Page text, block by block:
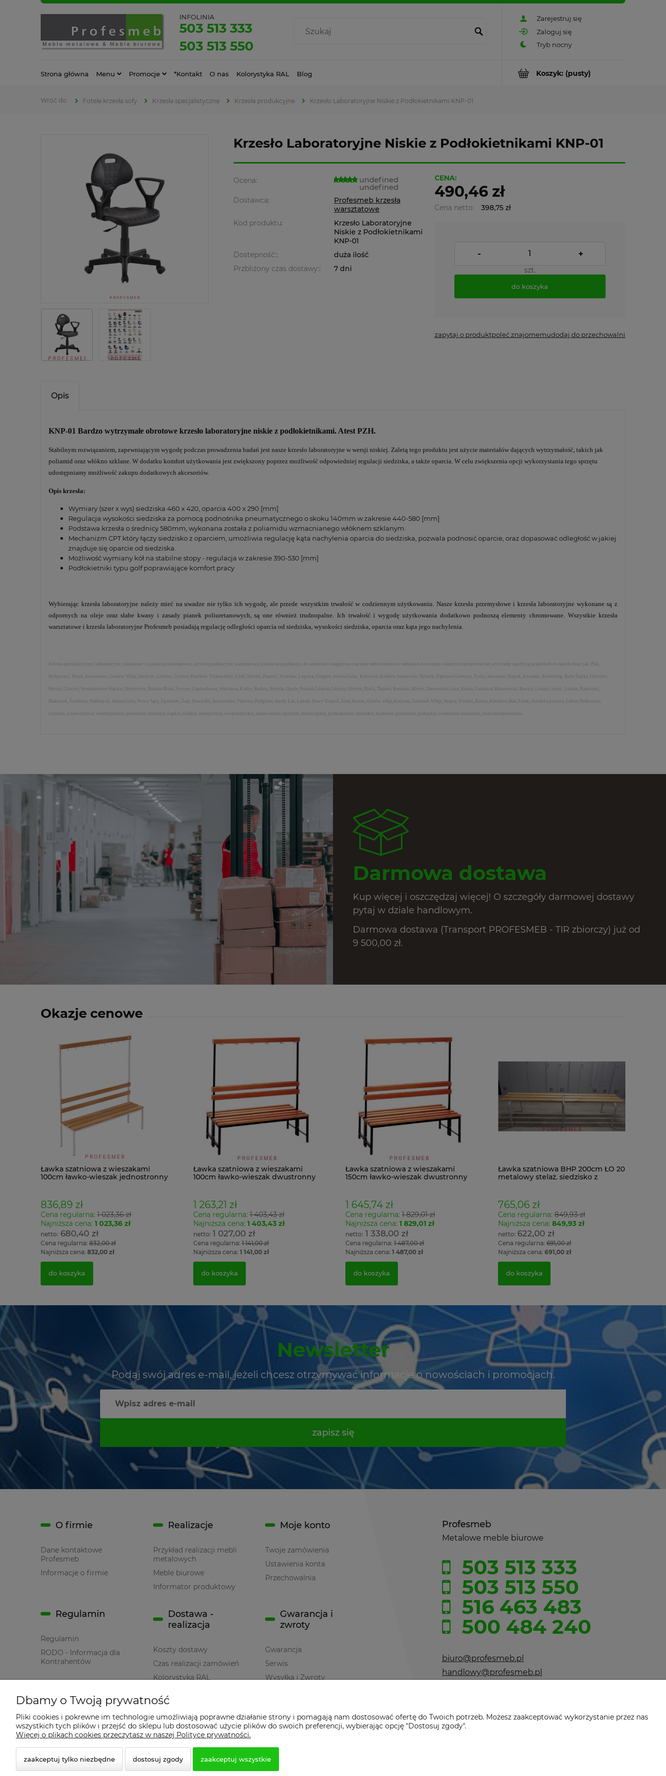
Zarejestruj się
Zaloguj się
INFOLINIA
503 513 333
503 513 550
Koszyk: (pusty)
Strona główna Menu Promocje *Kontakt O nas Kolorystyka RAL Blog
Fotele krzesła sofy Krzesła specjalistyczne Krzesła produkcyjne Krzesło Laboratoryjne Niskie z Podłokietnikami KNP-01
Krzesło Laboratoryjne Niskie z Podłokietnikami KNP-01
Ocena: undefined
undefined
Dostawca:
Profesmeb krzesła
warsztatowe
Kod produktu:
Krzesło Laboratoryjne
Niskie z Podłokietnikami
KNP-01
Dostepność::
duża ilość
Przbliżony czas dostawy::
7 dni
CENA:
490,46 zł
Cena netto: 398,75 zł
- +
szt.
do koszyka
zapytaj o produktpoleć znajomemudodaj do przechowalni
Opis
KNP-01 Bardzo wytrzymałe obrotowe krzesło laboratoryjne niskie z podłokietnikami. Atest PZH.
Stabilnym rozwiązaniem, zapewniającym wygodę podczas prowadzenia badań jest nasze krzesło laboratoryjne w wersji niskiej. Zaletą tego produktu jest użycie materiałów dających wytrzymałość, takich jak
poliamid oraz włókno szklane. W dodatku komfort użytkowania jest zwiększony poprzez możliwość odpowiedniej regulacji siedziska, a także oparcia. W celu zwiększenia opcji wykorzystania tego sprzętu
udostępniamy możliwość zakupu dodatkowych akcesoriów.
Opis krzesła:
Wymiary (szer x wys) siedziska 460 x 420, oparcia 400 x 290 [mm]
Regulacja wysokości siedziska za pomocą podnośnika pneumatycznego o skoku 140mm w zakresie 440-580 [mm]
Podstawa krzesła o średnicy 580mm, wykonana została z poliamidu wzmacnianego włóknem szklanym.
Mechanizm CPT który łączy siedzisko z oparciem, umożliwia regulację kąta nachylenia oparcia do siedziska, pozwala podnosić oparcie, oraz dopasować odległość w jakiej
znajduje się oparcie od siedziska.
Możliwość wymiany kół na stabilne stopy - regulacja w zakresie 390-530 [mm]
Podłokietniki typu golf poprawiające komfort pracy
Wybierając krzesła laboratoryjne należy mieć na uwadze nie tylko ich wygodę, ale przede wszystkim trwałość w codziennym użytkowaniu. Nasze krzesła przemysłowe i krzesła laboratoryjne wykonane są z
odpornych na oleje oraz słabe kwasy i zasady pianek poliuretanowych, są one również trudnopalne. Ich trwałość i wygodę użytkowania dodatkowo podnoszą elementy chromowane. Wszystkie krzesła
warsztatowe i krzesła laboratoryjne Profesmeb posiadają regulację odległości oparcia od siedziska, wysokości siedziska, oparcia oraz kąta jego nachylenia.
Krzesła specjalistyczne, laboratoryjne, sklejkowe i z pianki poliuretanowej, krzesło produkcyjne, warsztatowe, krzesła na produkcję i do warsztatu i magazynu oraz inne meble biurowe i metalowe dowozimy własnym transportem lub wysyłamy spedycją na paletach do takich miast jak: Piła,
Bydgoszcz, Toruń, Inowrocław, Gorzów Wlkp, Szczecin, Gryfino, Gryfice, Piotrków Trybunalski, Łódź, Tarnów, Zamość, Wrocław, Legnica, Głogów, Jelenia Góra, Katowice, Kraków, Sosnowiec, Rybnik, Dąbrowa Górnicza, Tychy, Jaworzno, Słupsk, Koszalin, Kołobrzeg, Ruda Śląska, Chorzów,
Bytom, Gliwice, Siemianowice Śląskie, Mysłowice, Bielsko Biała, Żywiec, Częstochowa, Warszawa, Kielce, Radom, Rybnik, Opole, Poznań,Gdańsk,Gdynia, Olsztyn, Płock, Tarnów, Rzeszów, Mielec, Tarnowskie Góry, Konin, Grodzisk Mazowiecki, Rawicz, Leszno, Sopot, Lublin, Piaseczno,
Białystok, Świdnica, Wałbrzych, Jelenia Góra, Nowy Sącz, Zgorzelec, Żary, Nowa Sól, Inowrocław, Tarnowo Podgórne, Suchy Las, Luboń, Nowy Tomyśl, Śrem, Konin, Ostrów wlkp, Kościan, Grodzisk Wlkp, Słupca, Wronki, Kutno, Kłodawa, Buk,Turek, Sieraków,Łowicz, Lubin, Polkowice,
Gniezno, województwa: wielkopolskie, pomorskie, lubuskie, śląskie, łódzkie, małopolskie, świętokrzyskie, mazowieckie, opolskie, dolnośląskie, podkarpackie, lubelskie, kujawsko pomorskie, podlaskie, warmińsko mazurskie, zachodniopomorskie
Darmowa dostawa
Kup więcej i oszczędzaj więcej! O szczegóły darmowej dostawy
pytaj w dziale handlowym.
Darmowa dostawa (Transport PROFESMEB - TIR zbiorczy) już od
9 500,00 zł.
Okazje cenowe
Ławka szatniowa z wieszakami
100cm ławko-wieszak jednostronny
836,89 zł
Cena regularna: 1 023,36 zł
Najniższa cena: 1 023,36 zł
680,40 zł
Cena regularna: 832,00 zł
Najniższa cena: 832,00 zł
do koszyka
Ławka szatniowa z wieszakami
100cm ławko-wieszak dwustronny
1 263,21 zł
Cena regularna:1 403,43 zł
Najniższa cena: 1 403,43 zł
1 027,00 zł
Cena regularna:1 141,00 zł
Najniższa cena: 1 141,00 zł
do koszyka
Ławka szatniowa z wieszakami
150cm ławko-wieszak dwustronny
1 645,74 zł
Cena regularna: 1 829,01 zł
Najniższa cena: 1 829,01 zł
1 338,00 zł
Cena regularna: 1 487,00 zł
Najniższa cena: 1 487,00 zł
do koszyka
Ławka szatniowa BHP 200cm ŁO 20
metalowy stelaż. siedzisko z
765,06 zł
Cena regularna:849,93 zł
Najniższa cena: 849,93 zł
622,00 zł
Cena regularna:691,00 zł
Najniższa cena: 691,00 zł
do koszyka
Newsletter
Podaj swój adres e-mail, jeżeli chcesz otrzymywać informacje o nowościach i promocjach.
zapisz się
Profesmeb
Metalowe meble biurowe
503 513 333
503 513 550
516 463 483
500 484 240
biuro@profesmeb.pl
handlowy@profesmeb.pl
O firmie
Dane kontaktowe
Profesmeb
Informacje o firmie
Realizacje
Przykład realizacji mebli
metalowych
Meble biurowe
Informator produktowy
Moje konto
Twoje zamówienia
Ustawienia konta
Przechowalnia
Regulamin
Regulamin
RODO - Informacja dla
Kontrahentów
Dostawa -
realizacja
Koszty dostawy
Czas realizacji zamówień
Kolorystyka RAL
Gwarancja i
zwroty
Gwarancja
Serwis
Wysyłka i Zwroty
Pomoc
Polityka prywatności
Dbamy o Twoją prywatność
Pliki cookies i pokrewne im technologie umożliwiają poprawne działanie strony i pomagają nam dostosować ofertę do Twoich potrzeb. Możesz zaakceptować wykorzystanie przez nas
wszystkich tych plików i przejść do sklepu lub dostosować użycie plików do swoich preferencji, wybierając opcję "Dostosuj zgody".
Więcej o plikach cookies przeczytasz w naszej Polityce prywatności.
zaakceptuj tylko niezbędne dostosuj zgody zaakceptuj wszystkie